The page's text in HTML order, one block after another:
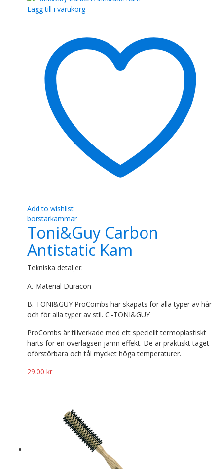
Lägg till i varukorg
Add to wishlist
borstarkammar
Toni&Guy Carbon
Antistatic Kam
Tekniska detaljer:
A.-Material Duracon
B.-TONI&GUY ProCombs har skapats för alla typer av hår
och för alla typer av stil. C.-TONI&GUY
ProCombs är tillverkade med ett speciellt termoplastiskt
harts för en överlägsen jämn effekt. De är praktiskt taget
oförstörbara och tål mycket höga temperaturer.
29.00 kr